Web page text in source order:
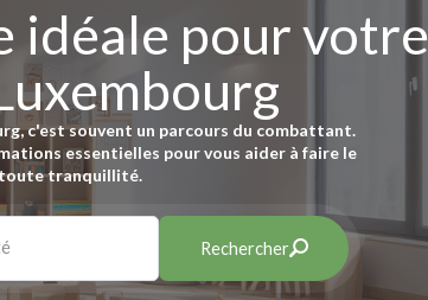
idéale pour votre
c'est souvent un parcours du combattant.
essentielles pour vous aider à faire le
toute tranquillité.
Rechercher